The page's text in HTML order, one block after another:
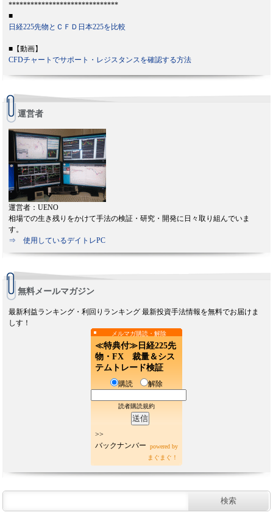
******************************
■
日経225先物とＣＦＤ日本225を比較
■【動画】
CFDチャートでサポート・レジスタンスを確認する方法
運営者
運営者：UENO
相場での生き残りをかけて手法の検証・研究・開発に日々取り組んでいま
す。
⇒ 使用しているデイトレPC
無料メールマガジン
最新利益ランキング・利回りランキング 最新投資手法情報を無料でお届けま
しす！
メルマガ購読・解除
≪特典付≫日経225先
物・FX 裁量＆シス
テムトレード検証
購読 解除
読者購読規約
>>
バックナンバー
powered by
まぐまぐ！